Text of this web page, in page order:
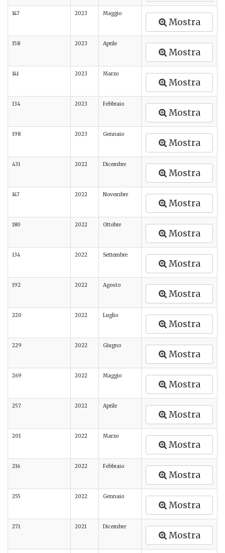
147 2023 Maggio
Mostra
158 2023 Aprile
Mostra
141 2023 Marzo
Mostra
134 2023 Febbraio
Mostra
198 2023 Gennaio
Mostra
431 2022 Dicembre
Mostra
147 2022 Novembre
Mostra
180 2022 Ottobre
Mostra
134 2022 Settembre
Mostra
192 2022 Agosto
Mostra
220 2022 Luglio
Mostra
229 2022 Giugno
Mostra
269 2022 Maggio
Mostra
257 2022 Aprile
Mostra
201 2022 Marzo
Mostra
216 2022 Febbraio
Mostra
255 2022 Gennaio
Mostra
271 2021 Dicembre
Mostra